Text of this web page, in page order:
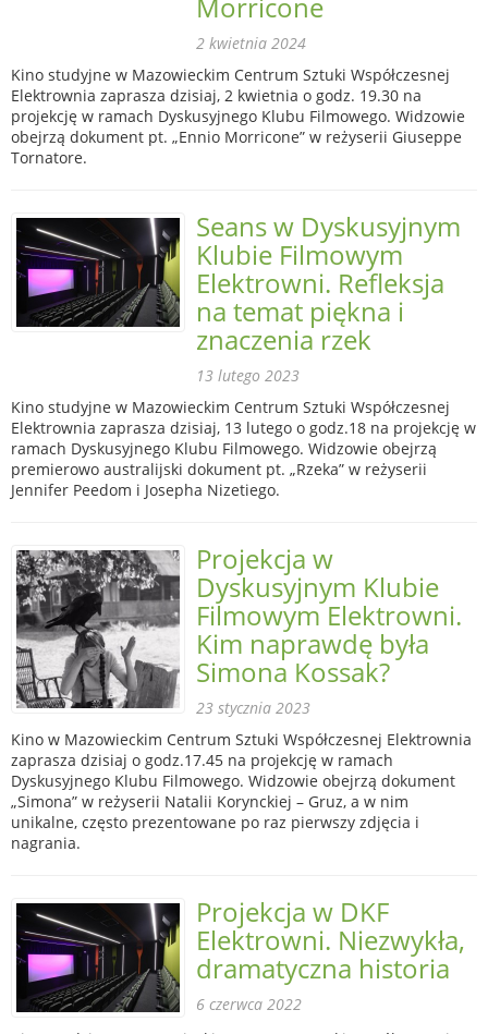
2 kwietnia 2024
Kino studyjne w Mazowieckim Centrum Sztuki Współczesnej
Elektrownia zaprasza dzisiaj, 2 kwietnia o godz. 19.30 na
projekcję w ramach Dyskusyjnego Klubu Filmowego. Widzowie
obejrzą dokument pt. „Ennio Morricone” w reżyserii Giuseppe
Tornatore.
Seans w Dyskusyjnym
Klubie Filmowym
Elektrowni. Refleksja
na temat piękna i
znaczenia rzek
13 lutego 2023
Kino studyjne w Mazowieckim Centrum Sztuki Współczesnej
Elektrownia zaprasza dzisiaj, 13 lutego o godz.18 na projekcję w
ramach Dyskusyjnego Klubu Filmowego. Widzowie obejrzą
premierowo australijski dokument pt. „Rzeka” w reżyserii
Jennifer Peedom i Josepha Nizetiego.
Projekcja w
Dyskusyjnym Klubie
Filmowym Elektrowni.
Kim naprawdę była
Simona Kossak?
23 stycznia 2023
Kino w Mazowieckim Centrum Sztuki Współczesnej Elektrownia
zaprasza dzisiaj o godz.17.45 na projekcję w ramach
Dyskusyjnego Klubu Filmowego. Widzowie obejrzą dokument
„Simona” w reżyserii Natalii Korynckiej – Gruz, a w nim
unikalne, często prezentowane po raz pierwszy zdjęcia i
nagrania.
Projekcja w DKF
Elektrowni. Niezwykła,
dramatyczna historia
6 czerwca 2022